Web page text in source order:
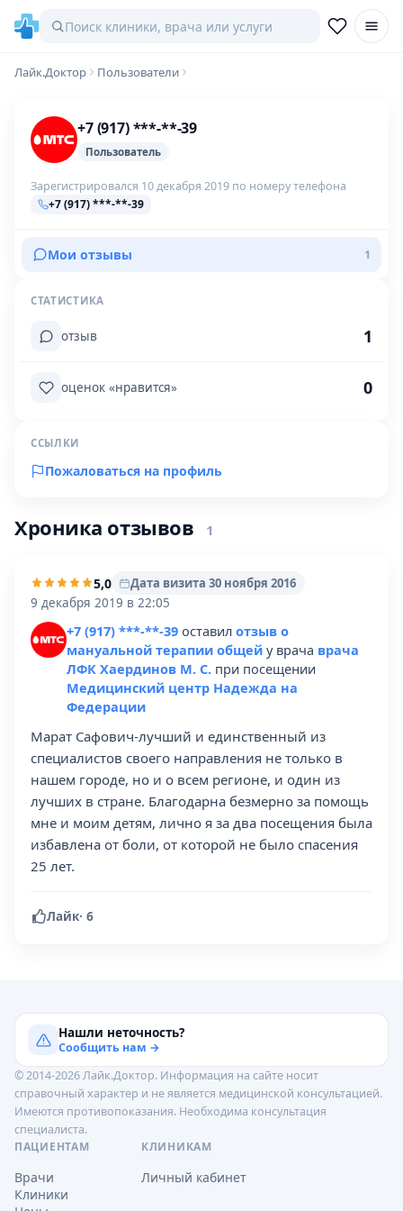
Лайк.Доктор Пользователи
+7 (917) ***-**-39
Пользователь
Зарегистрировался 10 декабря 2019 по номеру телефона
+7 (917) ***-**-39
Мои отзывы 1
СТАТИСТИКА
отзыв 1
оценок «нравится» 0
ССЫЛКИ
Пожаловаться на профиль
Хроника отзывов 1
5,0
Дата визита 30 ноября 2016
9 декабря 2019 в 22:05
+7 (917) ***-**-39 оставил отзыв о
мануальной терапии общей у врача врача
ЛФК Хаердинов М. С. при посещении
Медицинский центр Надежда на
Федерации
Марат Сафович-лучший и единственный из
специалистов своего направления не только в
нашем городе, но и о всем регионе, и один из
лучших в стране. Благодарна безмерно за помощь
мне и моим детям, лично я за два посещения была
избавлена от боли, от которой не было спасения
25 лет.
Лайк· 6
Нашли неточность?
Сообщить нам →
© 2014-2026 Лайк.Доктор. Информация на сайте носит
справочный характер и не является медицинской консультацией.
Имеются противопоказания. Необходима консультация
специалиста.
ПАЦИЕНТАМ
Врачи
Клиники
КЛИНИКАМ
Личный кабинет